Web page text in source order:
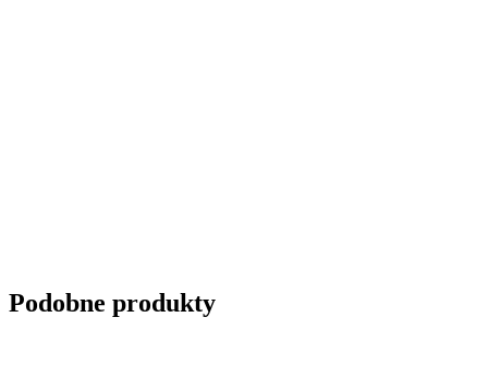
Podobne produkty